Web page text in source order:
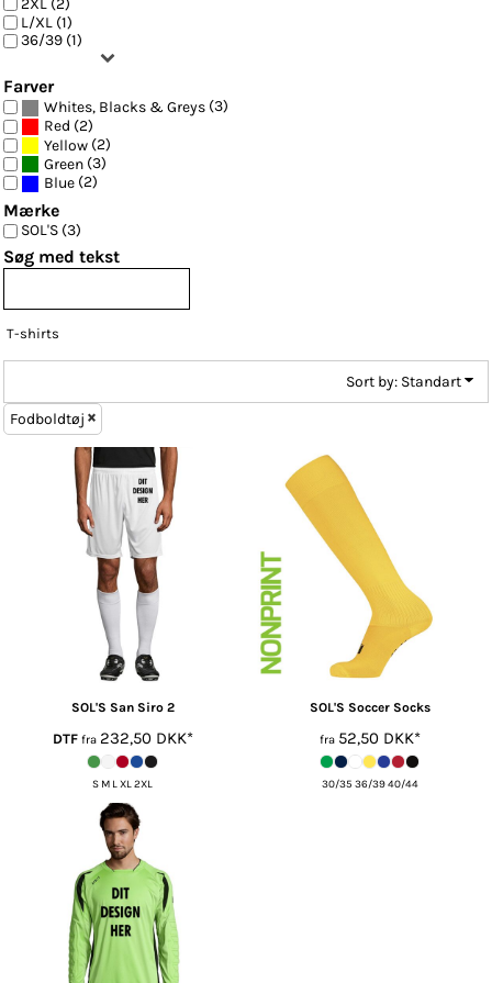
2XL (2)
L/XL (1)
36/39 (1)
Farver
Whites, Blacks & Greys (3)
Red (2)
Yellow (2)
Green (3)
Blue (2)
Mærke
SOL'S (3)
Søg med tekst
T-shirts
Sort by: Standart
Fodboldtøj
SOL'S San Siro 2
DTFfra 232,50 DKK*
S M L XL 2XL
SOL'S Soccer Socks
fra 52,50 DKK*
30/35 36/39 40/44